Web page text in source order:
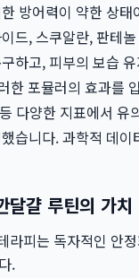
방어력이 약한 상
드, 스쿠알란, 판테
하고, 피부의 보습
한 포뮬러의 효과를
다양한 지표에서
습니다. 과학적 데이
달걀 루틴의 가치
라피는 독자적인 안
.